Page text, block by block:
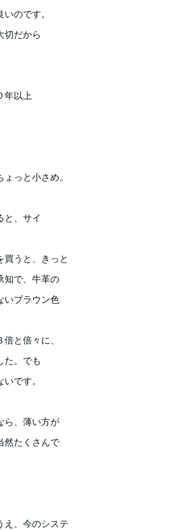
のです。
切だから
年以上
っと小さめ。
と、サイ
買うと、きっと
知で、牛革の
いブラウン色
と倍々に、
た。でも
です。
ら、薄い方が
然たくさんで
え、今のシステ